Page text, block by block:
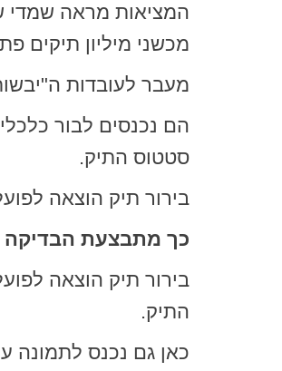
המציאות מראה שמדי
מכשני מיליון תיקים
מעבר לעובדות
הם נכנסים לבור
סטטוס התיק.
בירור תיק הוצאה
כך מתבצעת הבדיקה
בירור תיק הוצאה
התיק.
כאן גם נכנס לתמונה